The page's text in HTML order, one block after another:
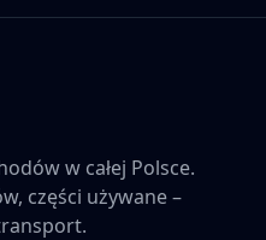
w całej Polsce.
części używane –